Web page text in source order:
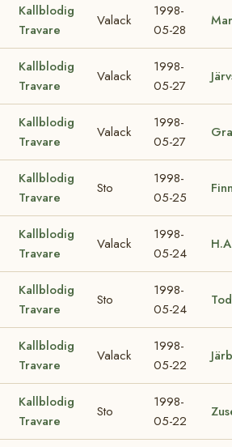
Kallblodig
Travare
Valack
1998-
05-28
Kallblodig
Travare
Valack
1998-
05-27
Kallblodig
Travare
Valack
1998-
05-27
Kallblodig
Travare
Sto
1998-
05-25
Kallblodig
Travare
Valack
1998-
05-24
Kallblodig
Travare
Sto
1998-
05-24
Kallblodig
Travare
Valack
1998-
05-22
Kallblodig
Travare
Sto
1998-
05-22